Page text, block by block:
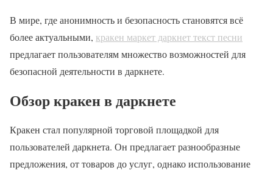
В мире, где анонимность и безопасность становятся всё
более актуальными, кракен маркет даркнет текст песни
предлагает пользователям множество возможностей для
безопасной деятельности в даркнете.
Обзор кракен в даркнете
Кракен стал популярной торговой площадкой для
пользователей даркнета. Он предлагает разнообразные
предложения, от товаров до услуг, однако использование